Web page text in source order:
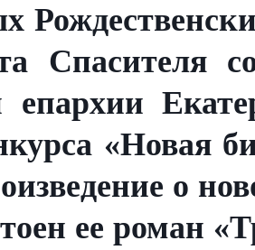
епархии
«Новая
о
ее роман